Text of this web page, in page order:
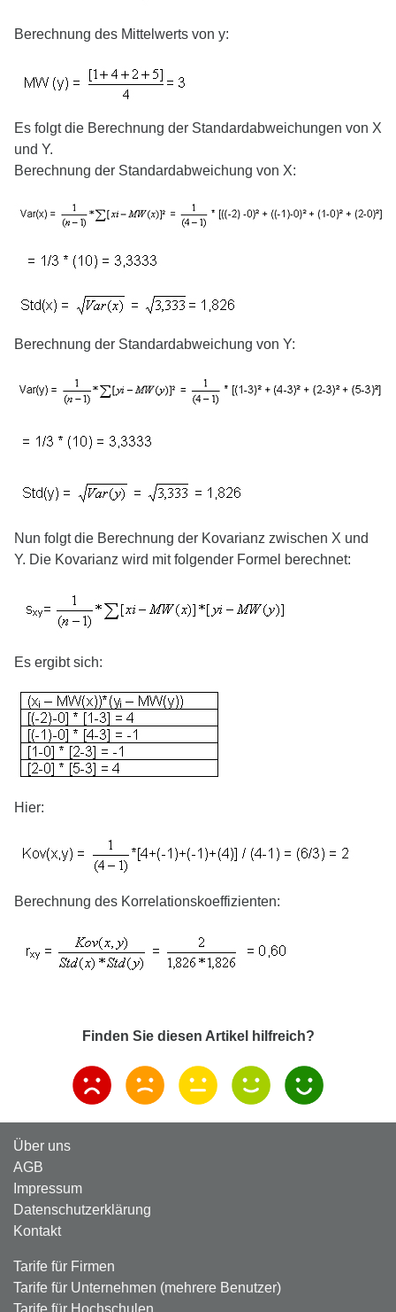
Berechnung des Mittelwerts von y:
Es folgt die Berechnung der Standardabweichungen von X
und Y.
Berechnung der Standardabweichung von X:
Berechnung der Standardabweichung von Y:
Nun folgt die Berechnung der Kovarianz zwischen X und
Y. Die Kovarianz wird mit folgender Formel berechnet:
Es ergibt sich:
Hier:
Berechnung des Korrelationskoeffizienten:
Finden Sie diesen Artikel hilfreich?
Über uns
AGB
Impressum
Datenschutzerklärung
Kontakt
Tarife für Firmen
Tarife für Unternehmen (mehrere Benutzer)
Tarife für Hochschulen